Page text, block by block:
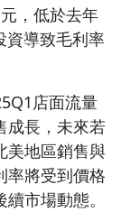
，低於去年
資導致毛利率
店面流量
成長，未來若
美地區銷售與
將受到價格
市場動態。